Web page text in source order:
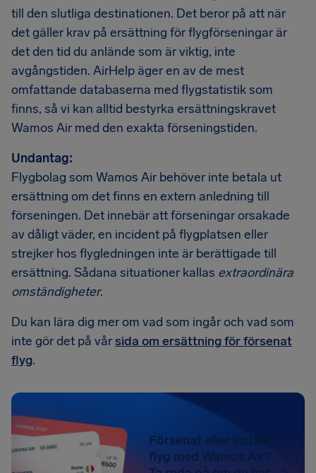
till den slutliga destinationen. Det beror på att när
det gäller krav på ersättning för flygförseningar är
det den tid du anlände som är viktig, inte
avgångstiden. AirHelp äger en av de mest
omfattande databaserna med flygstatistik som
finns, så vi kan alltid bestyrka ersättningskravet
Wamos Air med den exakta förseningstiden.
Undantag:
Flygbolag som Wamos Air behöver inte betala ut
ersättning om det finns en extern anledning till
förseningen. Det innebär att förseningar orsakade
av dåligt väder, en incident på flygplatsen eller
strejker hos flygledningen inte är berättigade till
ersättning. Sådana situationer kallas extraordinära
omständigheter.
Du kan lära dig mer om vad som ingår och vad som
inte gör det på vårsida om ersättning för försenat
flyg.
Försenat eller inställt
flyg med Wamos Air?